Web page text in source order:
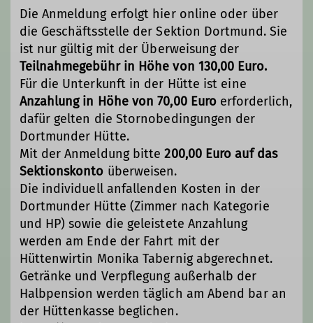
Könner. Wir sehen uns meistens in
den Wintermonaten, weil es Schnee
unter unseren Sportgeräten braucht.
Ansprechbar sind wir
selbstverständlich während des
gesamten Jahres!
Wir bieten verschiedene Fahrten
innerhalb und außerhalb der
Schulferien an, um möglichst vielen
Bedürfnissen entgegenzukommen. Ob
große Schneesportreise für alle - von
Einzelreisenden bis zu Familien und
generationenübergreifend – oder
kleiner Explorer-Gruppe: für jeden
Geschmack ist etwas zu finden.
Dabei geht es beim Skiopening im
Dezember und der Weißen Woche im
Die Anmeldung erfolgt hier online oder über
die Geschäftsstelle der Sektion Dortmund. Sie
ist nur gültig mit der Überweisung der
Teilnahmegebühr in Höhe von 130,00 Euro.
Für die Unterkunft in der Hütte ist eine
Anzahlung in Höhe von 70,00 Euro erforderlich,
dafür gelten die Stornobedingungen der
Dortmunder Hütte.
Mit der Anmeldung bitte200,00 Euro auf das
Sektionskonto überweisen.
Die individuell anfallenden Kosten in der
Dortmunder Hütte (Zimmer nach Kategorie
und HP) sowie die geleistete Anzahlung
werden am Ende der Fahrt mit der
Hüttenwirtin Monika Tabernig abgerechnet.
Getränke und Verpflegung außerhalb der
Halbpension werden täglich am Abend bar an
der Hüttenkasse beglichen.